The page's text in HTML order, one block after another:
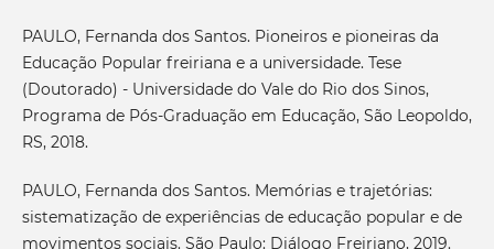
PAULO, Fernanda dos Santos. Pioneiros e pioneiras da
Educação Popular freiriana e a universidade. Tese
(Doutorado) - Universidade do Vale do Rio dos Sinos,
Programa de Pós-Graduação em Educação, São Leopoldo,
RS, 2018.
PAULO, Fernanda dos Santos. Memórias e trajetórias:
sistematização de experiências de educação popular e de
movimentos sociais. São Paulo: Diálogo Freiriano, 2019.